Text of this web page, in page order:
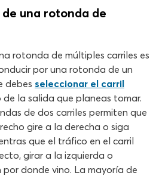
una rotonda de
rotonda de múltiples carriles es
por una rotonda de un
debes seleccionar el carril
la salida que planeas tomar.
de dos carriles permiten que
gire a la derecha o siga
que el tráfico en el carril
girar a la izquierda o
por donde vino. La mayoría de